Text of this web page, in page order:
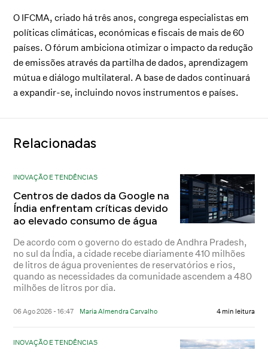
O IFCMA, criado há três anos, congrega especialistas em
políticas climáticas, económicas e fiscais de mais de 60
países. O fórum ambiciona otimizar o impacto da redução
de emissões através da partilha de dados, aprendizagem
mútua e diálogo multilateral. A base de dados continuará
a expandir-se, incluindo novos instrumentos e países.
Relacionadas
INOVAÇÃO E TENDÊNCIAS
Centros de dados da Google na
Índia enfrentam críticas devido
ao elevado consumo de água
De acordo com o governo do estado de Andhra Pradesh,
no sul da Índia, a cidade recebe diariamente 410 milhões
de litros de água provenientes de reservatórios e rios,
quando as necessidades da comunidade ascendem a 480
milhões de litros por dia.
06 Ago 2026 - 16:47 Maria Almendra Carvalho 4 min leitura
INOVAÇÃO E TENDÊNCIAS